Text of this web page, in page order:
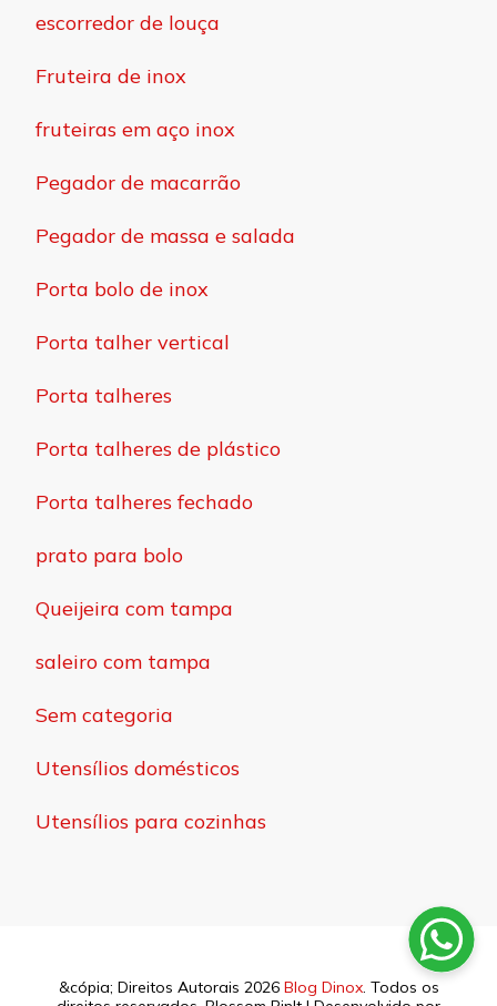
escorredor de louça
Fruteira de inox
fruteiras em aço inox
Pegador de macarrão
Pegador de massa e salada
Porta bolo de inox
Porta talher vertical
Porta talheres
Porta talheres de plástico
Porta talheres fechado
prato para bolo
Queijeira com tampa
saleiro com tampa
Sem categoria
Utensílios domésticos
Utensílios para cozinhas
&cópia; Direitos Autorais 2026 Blog Dinox. Todos os